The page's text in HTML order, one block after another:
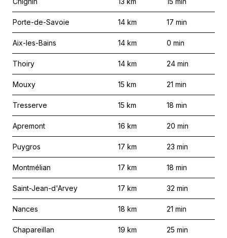
Porte-de-Savoie 14 km 17 min
Aix-les-Bains 14 km 0 min
Thoiry 14 km 24 min
Mouxy 15 km 21 min
Tresserve 15 km 18 min
Apremont 16 km 20 min
Puygros 17 km 23 min
Montmélian 17 km 18 min
Saint-Jean-d'Arvey 17 km 32 min
Nances 18 km 21 min
Chapareillan 19 km 25 min